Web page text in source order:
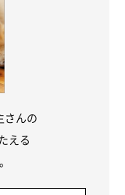
さんの
える